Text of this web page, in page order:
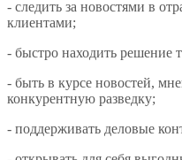
- следить за новостями в
клиентами;
- быстро находить решение
- быть в курсе новостей,
конкурентную разведку;
- поддерживать деловые